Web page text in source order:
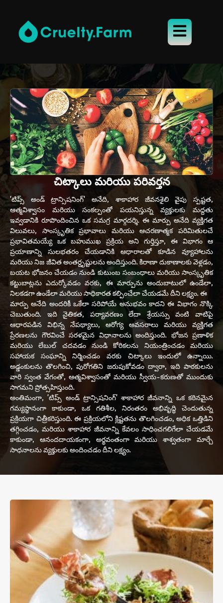
చిట్కాలు మరియు పరివర్తన
'టిప్స్ అండ్ ట్రాన్సిషనింగ్' అనేది, శాకాహార జీవనశైలి వైపు స్పష్టత,
ఆత్మవిశ్వాసం మరియు సంకల్పంతో పయనిస్తున్న వ్యక్తులకు మద్దతు
ఇవ్వడానికి రూపొందించిన ఒక సమగ్ర మార్గదర్శి. ఈ మార్పు అనేది వ్యక్తిగత
విలువలు, సాంస్కృతిక ప్రభావాలు మరియు ఆచరణాత్మక పరిమితులచే
ప్రభావితమయ్యే ఒక బహుముఖ ప్రక్రియ అని గుర్తిస్తూ, ఈ విభాగం ఆ
ప్రయాణాన్ని సులభతరం చేయడానికి ఆధారాలతో కూడిన వ్యూహాలను
మరియు నిజ జీవిత అంతర్దృష్టులను అందిస్తుంది. కిరాణా దుకాణాలకు వెళ్లడం,
బయట భోజనం చేయడం నుండి కుటుంబ సంబంధాలు మరియు సాంస్కృతిక
కట్టుబాట్లను ఎదుర్కోవడం వరకు, ఈ మార్పును అందుబాటులో ఉండేలా,
నిలకడగా ఉండేలా మరియు సాధికారత కల్పించేలా చేయడమే దీని లక్ష్యం. ఈ
మార్పు అనేది అందరికీ ఒకేలా సరిపోయే అనుభవం కాదని ఈ విభాగం నొక్కి
చెబుతుంది. ఇది నైతికత, పర్యావరణం లేదా శ్రేయస్సు వంటి వాటిపై
ఆధారపడిన విభిన్న నేపథ్యాలు, ఆరోగ్య అవసరాలు మరియు వ్యక్తిగత
ప్రేరణలను గౌరవించే సరళమైన విధానాలను అందిస్తుంది. భోజన ప్రణాళిక
మరియు లేబుల్ చదవడం నుండి కోరికలను నియంత్రించడం మరియు
సహాయక సంఘాన్ని నిర్మించడం వరకు చిట్కాలు ఇందులో ఉన్నాయి.
అడ్డంకులను తొలగించి, పురోగతిని జరుపుకోవడం ద్వారా, ఇది పాఠకులను
వారి స్వంత వేగంతో, ఆత్మవిశ్వాసంతో మరియు స్వీయ-కరుణతో ముందుకు
సాగమని ప్రోత్సహిస్తుంది.
అంతిమంగా, 'టిప్స్ అండ్ ట్రాన్సిషనింగ్' శాకాహార జీవనాన్ని ఒక కఠినమైన
గమ్యస్థానంగా కాకుండా, ఒక గతిశీల, నిరంతరం అభివృద్ధి చెందుతున్న
ప్రక్రియగా చిత్రీకరిస్తుంది. ఈ ప్రక్రియలోని క్లిష్టతను తొలగించడం, అధిక ఒత్తిడిని
తగ్గించడం, మరియు శాకాహార జీవనాన్ని కేవలం సాధించగలిగేలా చేయడమే
కాకుండా, ఆనందదాయకంగా, అర్థవంతంగా మరియు శాశ్వతంగా మార్చే
సాధనాలను వ్యక్తులకు అందించడం దీని లక్ష్యం.